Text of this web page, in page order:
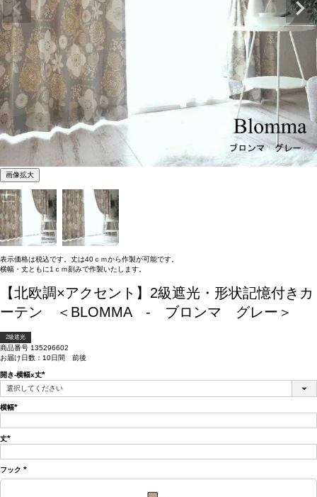
画像拡大
表示価格は税込です。丈は40ｃｍから作製が可能です。
横幅・丈ともに1ｃｍ刻みで作製いたします。
【北欧調×アクセント】2級遮光・形状記憶付きカ
ーテン ＜BLOMMA - ブロンマ グレー＞
2級遮光
商品番号 135296602
お届け日数：10日間 前後
開き-横幅x丈
(必
須)
横幅
須)
丈
須)
フック
(必